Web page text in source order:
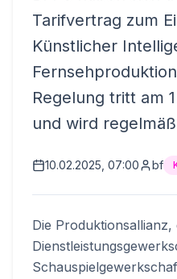
Tarifvertrag zum
Künstlicher
Regelung tritt am
und wird
10.02.2025, 07:00 bf
Die Produktionsallianz,